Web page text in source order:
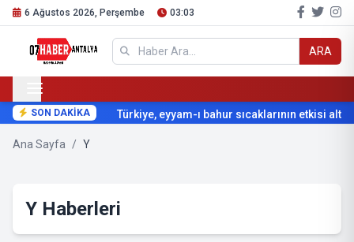
6 Ağustos 2026, Perşembe 03:03
ARA
SON DAKİKA Türkiye, eyyam-ı bahur sıcaklarının etkisi
Ana Sayfa / Y
Y Haberleri